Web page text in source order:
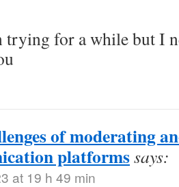
trying for a while but I
of moderating
platformssays:
at 19 h 49 min